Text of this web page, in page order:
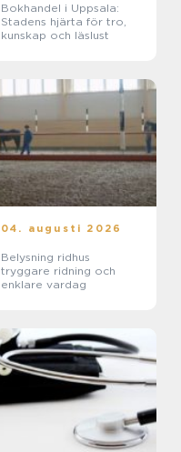
Bokhandel i Uppsala:
Stadens hjärta för tro,
kunskap och läslust
04. augusti 2026
Belysning ridhus
tryggare ridning och
enklare vardag